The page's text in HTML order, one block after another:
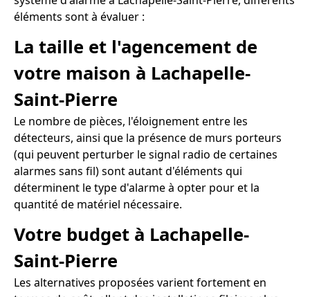
éléments sont à évaluer :
La taille et l'agencement de
votre maison à Lachapelle-
Saint-Pierre
Le nombre de pièces, l'éloignement entre les
détecteurs, ainsi que la présence de murs porteurs
(qui peuvent perturber le signal radio de certaines
alarmes sans fil) sont autant d'éléments qui
déterminent le type d'alarme à opter pour et la
quantité de matériel nécessaire.
Votre budget à Lachapelle-
Saint-Pierre
Les alternatives proposées varient fortement en